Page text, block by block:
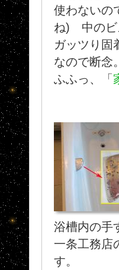
使わないの
ね) 中のビ
ガッツり固
なので断念。
ふふっ、「
浴槽内の手
一条工務店
す。